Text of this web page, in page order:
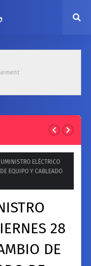
ELÉCTRICO
EQUIPO Y CABLEADO
28
DE